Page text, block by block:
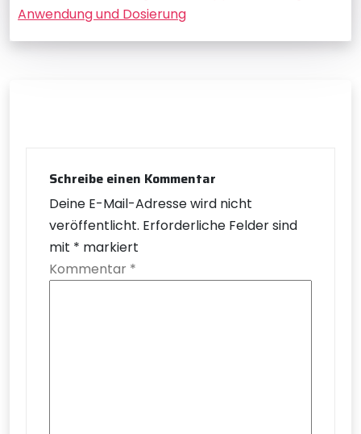
Anwendung und Dosierung
Schreibe einen Kommentar
Deine E-Mail-Adresse wird nicht
veröffentlicht. Erforderliche Felder sind
mit * markiert
Kommentar *